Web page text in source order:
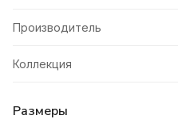
Производитель
Коллекция
Размеры